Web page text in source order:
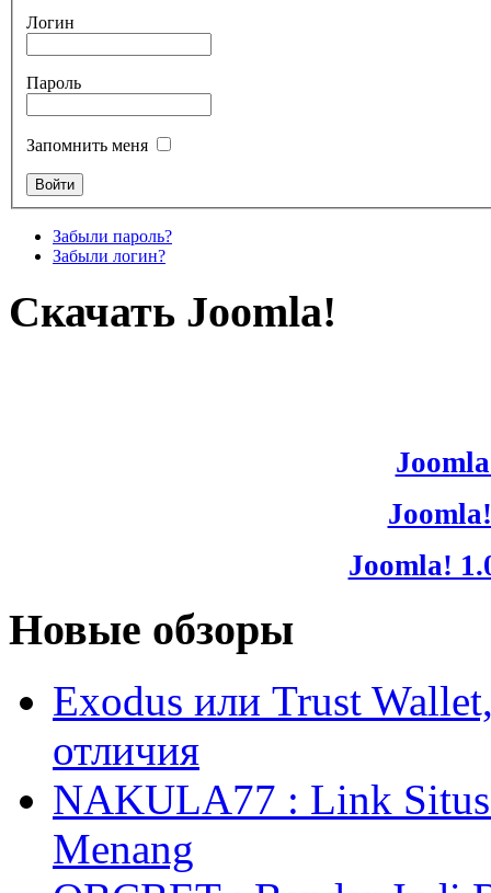
Логин
Пароль
Запомнить меня
Забыли пароль?
Забыли логин?
Скачать Joomla!
Joomla!
Новые обзоры
Exodus или Trust
отличия
NAKULA77 : Link Situs
Menang